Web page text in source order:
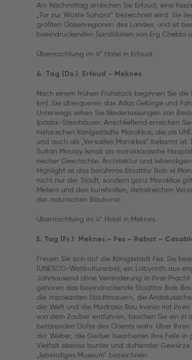
Am Nachmittag erreichen Sie Erfoud, eine
„Tor zur Wüste Sahara“ bezeichnet wird. Sie
größten Oasenregionen des Landes, und ist
beeindruckenden Sanddünen von Erg Chebbi
Übernachtung im 4* Hotel in Erfoud.
4. Tag (Do.): Erfoud – Meknes
Nach einem frühen Frühstück beginnen Sie
km). Sie überqueren das Atlas Gebirge und
Unterwegs sehen Sie Niederlassungen von
Ipitidai-Steinhäuser. Anschließend erreichen
historischen Königsstädte Marokkos, die als
und auch als „Versailles Marokkos“ bekannt
Sultan Moulay Ismail als marokkanische
reicher Geschichte, Architektur und
Highlight ist das berühmte Stadttor Bab el
nicht nur der Stadt, sondern ganz Marokkos
Metern und den kunstvollen, detailreichen
der maurischen Baukunst.
Übernachtung im 4* Hotel in Meknes.
5. Tag (Fr.): Meknes – Fes – Rabat –
Freuen Sie sich auf die Königsstadt Fès. Sie
(UNESCO-Weltkulturerbe), ein Labyrinth aus
Jahrtausend ohne Veränderung in ihrer
gehören das beeindruckende Stadttor Bab
die imposanten Stadtmauern, die
der Welt und die Madrasa Bou Inania mit
von dem Zauber entführen, tauchen Sie ein in
betörenden Düfte des Orients wahr. Über
der Weber, die Gerber bearbeiten ihre Felle
Vielfalt ebenso bunter und duftender
„lebendiges Museum“ bezeichnen.